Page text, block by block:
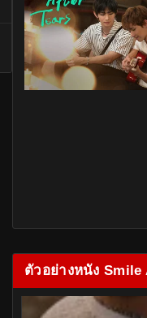
ตัวอย่างหนัง Smile